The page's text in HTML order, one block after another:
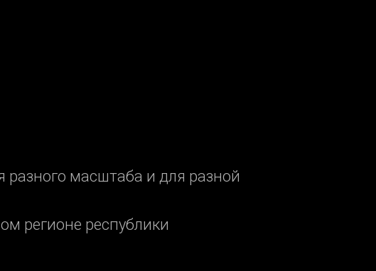
масштаба и для разной
регионе республики